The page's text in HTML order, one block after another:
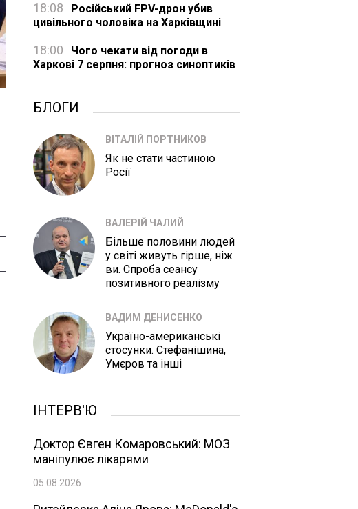
18:08
Російський FPV-дрон убив
цивільного чоловіка на Харківщині
18:00
Чого чекати від погоди в
Харкові 7 серпня: прогноз синоптиків
БЛОГИ
ВІТАЛІЙ ПОРТНИКОВ
Як не стати частиною
Росії
ВАЛЕРІЙ ЧАЛИЙ
Більше половини людей
у світі живуть гірше, ніж
ви. Спроба сеансу
позитивного реалізму
ВАДИМ ДЕНИСЕНКО
Україно-американські
стосунки. Стефанішина,
Умєров та інші
ІНТЕРВ'Ю
Доктор Євген Комаровський: МОЗ
маніпулює лікарями
05.08.2026